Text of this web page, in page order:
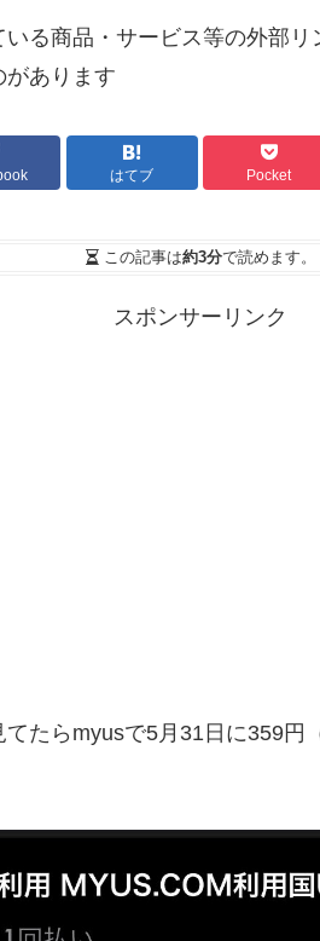
る商品・サービス等の外部リ
があります
はてブ Pocket
この記事は約3分で読めます。
スポンサーリンク
たらmyusで5月31日に359円